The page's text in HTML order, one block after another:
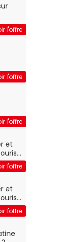
l'offre
l'offre
l'offre
et
Plug
l'offre
et
Plug
l'offre